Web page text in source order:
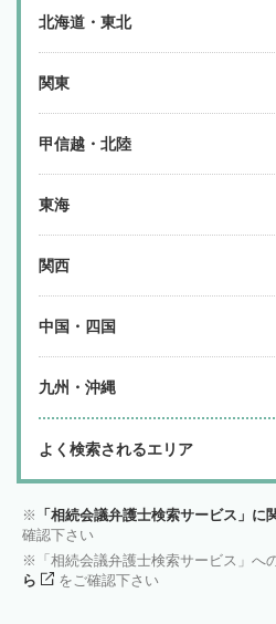
北海道・東北
関東
甲信越・北陸
東海
関西
中国・四国
九州・沖縄
よく検索されるエリア
「相続会議弁護士検索サービス」に
確認下さい
「相続会議弁護士検索サービス」へ
ら
をご確認下さい